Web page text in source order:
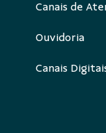
Ouvidoria
Canais